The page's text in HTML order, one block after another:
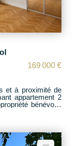
169 000 €
et à proximité de
appartement 2
bénévole.
un